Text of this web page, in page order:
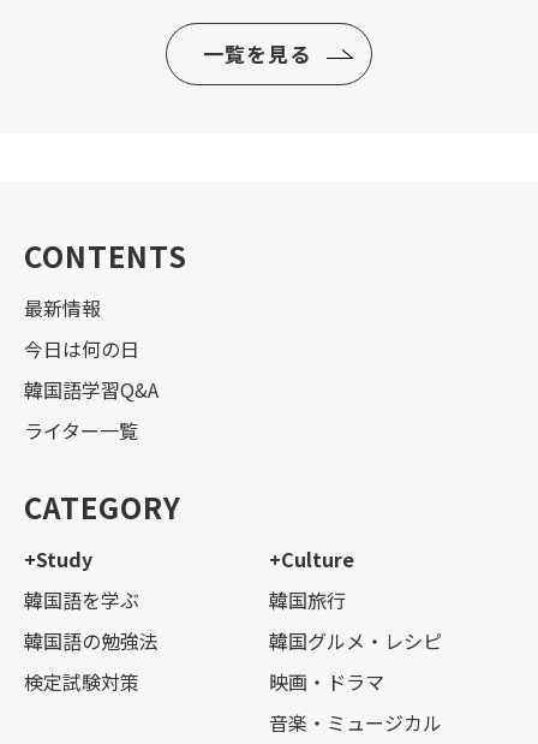
一覧を見る
CONTENTS
最新情報
今日は何の日
韓国語学習Q&A
ライター一覧
CATEGORY
+Study
韓国語を学ぶ
韓国語の勉強法
検定試験対策
+Culture
韓国旅行
韓国グルメ・レシピ
映画・ドラマ
音楽・ミュージカル